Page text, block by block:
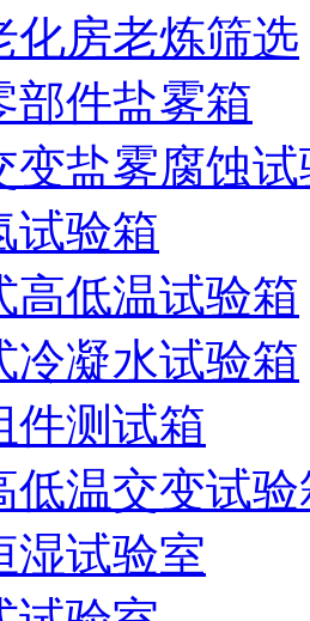
化房老炼筛选
部件盐雾箱
变盐雾腐蚀
试验箱
高低温试验箱
冷凝水试验箱
件测试箱
低温交变试验
湿试验室